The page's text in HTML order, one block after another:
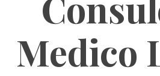
Medico